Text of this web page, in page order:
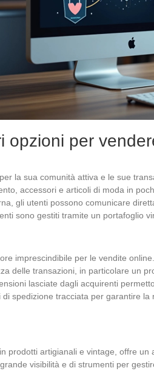
opzioni per
la sua comunità attiva e le sue
accessori e articoli di moda in
gli utenti possono comunicare
sono gestiti tramite un portafoglio
imprescindibile per le vendite
delle transazioni, in particolare un
lasciate dagli acquirenti
di spedizione tracciata per garantire
prodotti artigianali e vintage, offre
visibilità e di strumenti per